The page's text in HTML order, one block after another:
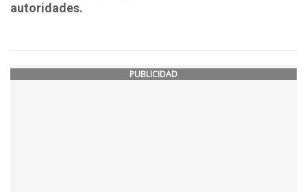
autoridades.
PUBLICIDAD